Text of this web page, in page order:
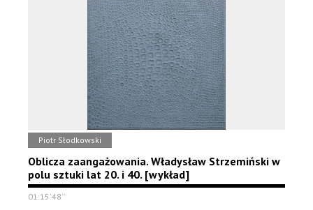
Piotr Słodkowski
Oblicza zaangażowania. Władysław Strzemiński w
polu sztuki lat 20. i 40. [wykład]
01:15'48''